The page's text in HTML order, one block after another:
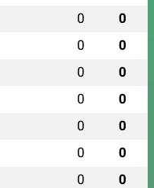
0 0
0 0
0 0
0 0
0 0
0 0
0 0